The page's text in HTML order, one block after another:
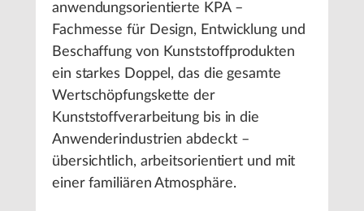
anwendungsorientierte KPA –
Fachmesse für Design, Entwicklung und
Beschaffung von Kunststoffprodukten
ein starkes Doppel, das die gesamte
Wertschöpfungskette der
Kunststoffverarbeitung bis in die
Anwenderindustrien abdeckt –
übersichtlich, arbeitsorientiert und mit
einer familiären Atmosphäre.